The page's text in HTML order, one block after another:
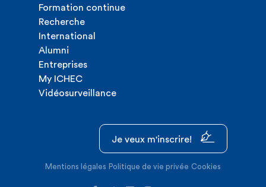
Formation continue
Recherche
International
Alumni
Entreprises
My ICHEC
Vidéosurveillance
Je veux m'inscrire!
Mentions légales Politique de vie privée Cookies